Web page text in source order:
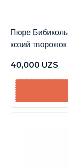
Пюре
козий
40,000 UZS